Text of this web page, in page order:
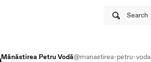
Search
Mănăstirea Petru Vodă@manastirea-petru-voda